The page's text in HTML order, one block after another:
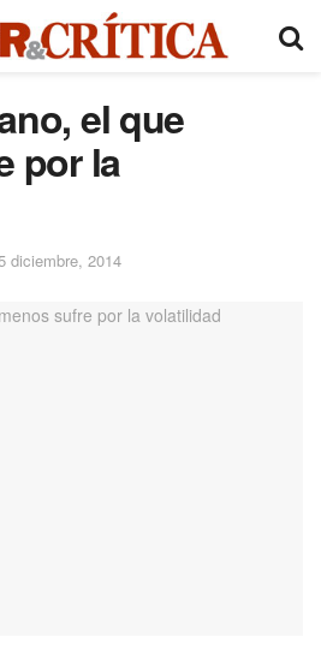
el que
por la
5 diciembre, 2014